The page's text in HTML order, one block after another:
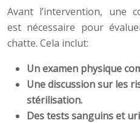
Avant l’intervention, une
est nécessaire pour
chatte. Cela inclut:
Un examen physique
Une discussion sur les
stérilisation.
Des tests sanguins et